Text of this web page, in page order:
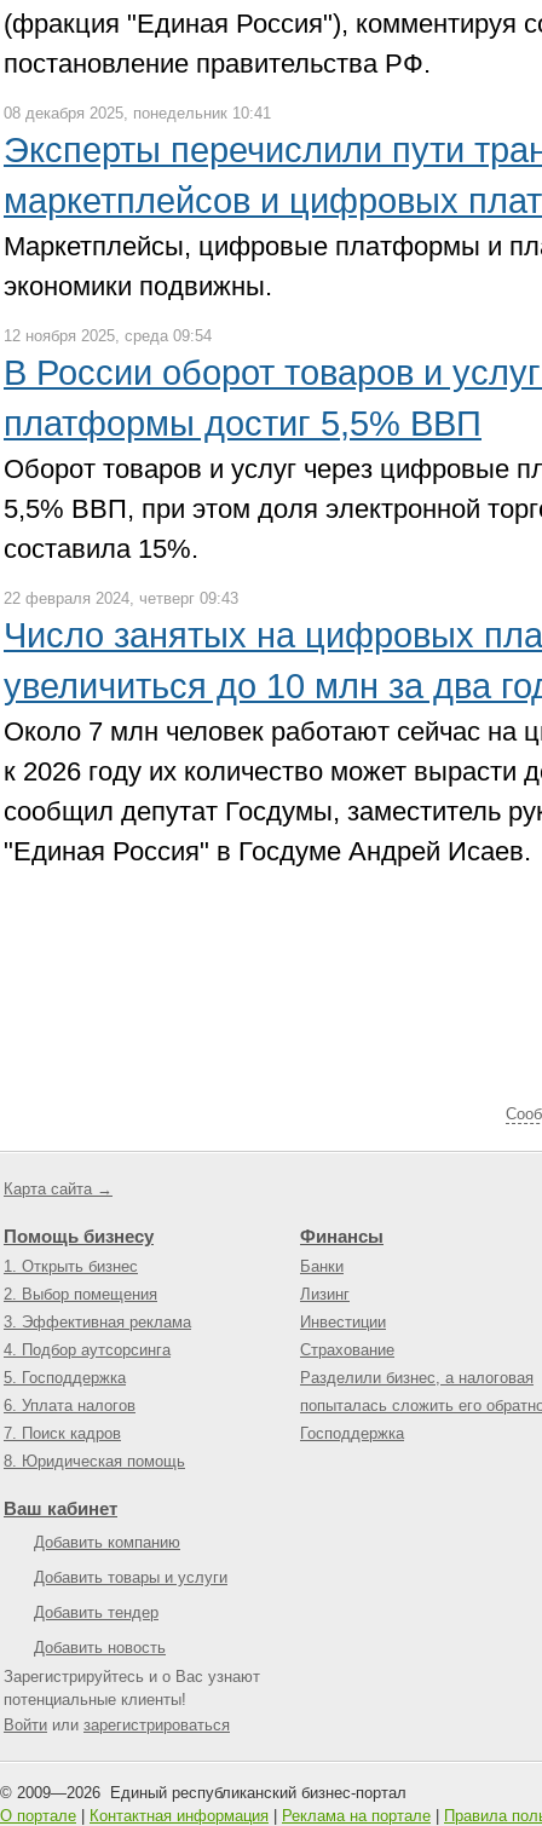
(фракция "Единая Россия"), комментируя
постановление правительства РФ.
08 декабря 2025, понедельник 10:41
Эксперты перечислили пути
маркетплейсов и цифровых
Маркетплейсы, цифровые платформы и
экономики подвижны.
12 ноября 2025, среда 09:54
В России оборот товаров и
платформы достиг 5,5% ВВП
Оборот товаров и услуг через цифровые
5,5% ВВП, при этом доля электронной
составила 15%.
22 февраля 2024, четверг 09:43
Число занятых на цифровых
увеличиться до 10 млн за два
Около 7 млн человек работают сейчас на
к 2026 году их количество может вырасти
сообщил депутат Госдумы, заместитель
"Единая Россия" в Госдуме Андрей Исаев.
Карта сайта →
Помощь бизнесу
1. Открыть бизнес
2. Выбор помещения
3. Эффективная реклама
4. Подбор аутсорсинга
5. Господдержка
6. Уплата налогов
7. Поиск кадров
8. Юридическая помощь
Финансы
Банки
Лизинг
Инвестиции
Страхование
Разделили бизнес, а налоговая
попыталась сложить его
Господдержка
Ваш кабинет
Добавить компанию
Добавить товары и услуги
Добавить тендер
Добавить новость
Зарегистрируйтесь и о Вас узнают
потенциальные клиенты!
Войти или зарегистрироваться
© 2009—2026 Единый республиканский бизнес-портал
О портале
Контактная информация Реклама на портале Правила